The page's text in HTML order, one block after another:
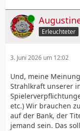
Online
Erleuchteter
3. Juni 2026 um 12:02
Und, meine
Strahlkraft unserer
etc.) Wir brauchen
auf der Bank, der
jemand sein. Das